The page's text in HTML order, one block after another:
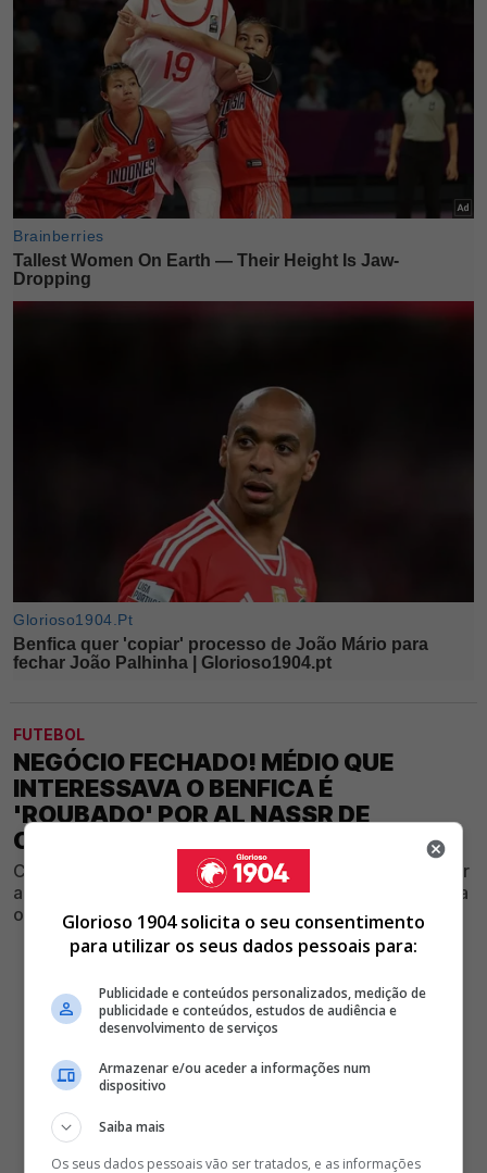
FUTEBOL
NEGÓCIO FECHADO! MÉDIO QUE
INTERESSAVA O BENFICA É
'ROUBADO' POR AL NASSR DE
CRISTIANO RONALDO
Centro-campista que foi associado ao Benfica vai rumar
ao atual campeão da Arábia Saudita, onde também joga
o compatriota João Félix
Glorioso 1904 solicita o seu consentimento
para utilizar os seus dados pessoais para:
Publicidade e conteúdos personalizados, medição de
publicidade e conteúdos, estudos de audiência e
desenvolvimento de serviços
Armazenar e/ou aceder a informações num
dispositivo
Saiba mais
Os seus dados pessoais vão ser tratados, e as informações